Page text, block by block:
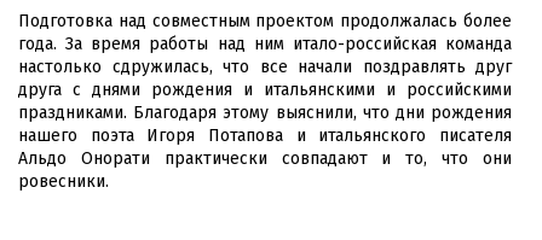
Подготовка над совместным проектом продолжалась более
года. За время работы над ним итало-российская команда
настолько сдружилась, что все начали поздравлять друг
друга с днями рождения и итальянскими и российскими
праздниками. Благодаря этому выяснили, что дни рождения
нашего поэта Игоря Потапова и итальянского писателя
Альдо Онорати практически совпадают и то, что они
ровесники.